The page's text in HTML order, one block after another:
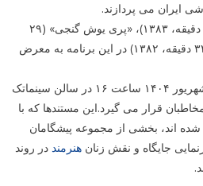
ایران می پردازند.
سه فیلم «منصوره حسینی» (۳۸ دقیقه، ۱۳۸۳)، «پری یوش گنجی» (۲۹
دقیقه، ۱۳۸۲) و «بهجت صدر» (۳۲ دقیقه، ۱۳۸۲) در این برنامه به معرض
نمایش این آثار روز یکشنبه ۲۳ شهریور ۱۴۰۴ ساعت ۱۶ در سالن سینماتک
قرار می گیرد.این مستندها که با
اند، بخشی از مجموعه پیشگامان
جایگاه و نقش زنان هنرمنددر روند